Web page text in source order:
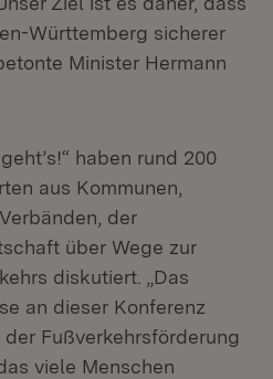
Württemberg sicherer
Minister Hermann
haben rund 200
aus Kommunen,
der
über Wege zur
diskutiert. „Das
an dieser Konferenz
Fußverkehrsförderung
viele Menschen